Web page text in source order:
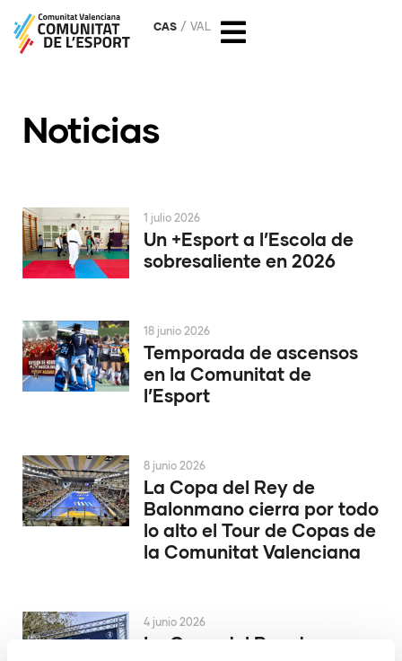
CAS VAL
Noticias
Un +Esport a l’Escola de
sobresaliente en 2026
1 julio 2026
Temporada de ascensos
en la Comunitat de
l’Esport
18 junio 2026
La Copa del Rey de
Balonmano cierra por todo
lo alto el Tour de Copas de
la Comunitat Valenciana
8 junio 2026
La Copa del Rey de
4 junio 2026